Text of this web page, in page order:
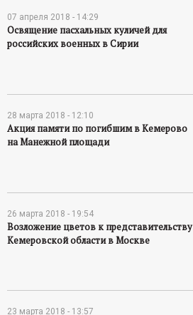
07 апреля 2018 - 14:29
Освящение пасхальных куличей для
российских военных в Сирии
28 марта 2018 - 12:10
Акция памяти по погибшим в Кемерово
на Манежной площади
26 марта 2018 - 19:54
Возложение цветов к представительству
Кемеровской области в Москве
23 марта 2018 - 13:57